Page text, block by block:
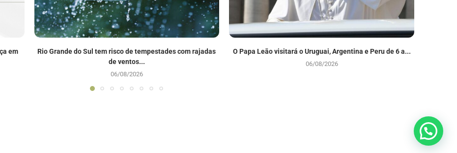
em
Rio Grande do Sul tem risco de tempestades com rajadas
de ventos...
06/08/2026
O Papa Leão visitará o Uruguai, Argentina e Peru de 6 a...
06/08/2026